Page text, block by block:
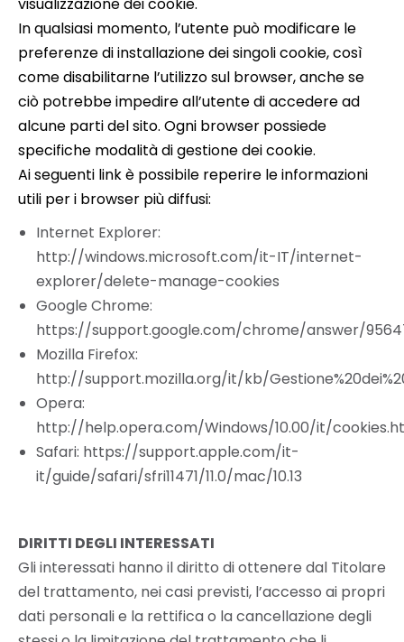
visualizzazione dei cookie.
In qualsiasi momento, l’utente può modificare le
preferenze di installazione dei singoli cookie, così
come disabilitarne l’utilizzo sul browser, anche se
ciò potrebbe impedire all’utente di accedere ad
alcune parti del sito. Ogni browser possiede
specifiche modalità di gestione dei cookie.
Ai seguenti link è possibile reperire le informazioni
utili per i browser più diffusi:
Internet Explorer:
http://windows.microsoft.com/it-IT/internet-
explorer/delete-manage-cookies
Google Chrome:
https://support.google.com/chrome/answer/
Mozilla Firefox:
http://support.mozilla.org/it/kb/
Opera:
http://help.opera.com/Windows/10.00/it/
Safari: https://support.apple.com/it-
it/guide/safari/sfri11471/11.0/mac/10.13
DIRITTI DEGLI INTERESSATI
Gli interessati hanno il diritto di ottenere dal Titolare
del trattamento, nei casi previsti, l’accesso ai propri
dati personali e la rettifica o la cancellazione degli